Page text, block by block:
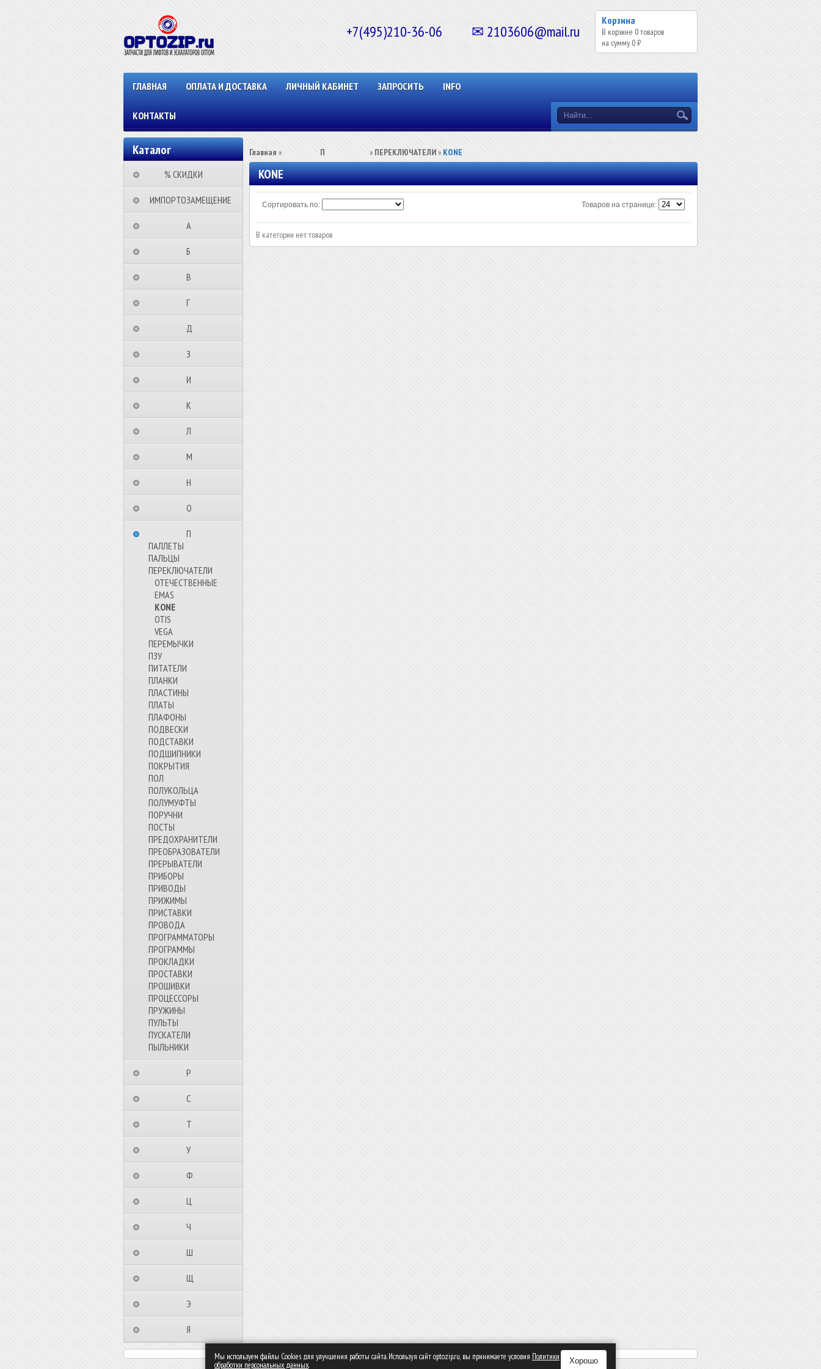
Корзина
В корзине 0товаров
на сумму 0 ₽
+7(495)210-36-06 ✉ 2103606@mail.ru
ГЛАВНАЯ ОПЛАТА И ДОСТАВКА ЛИЧНЫЙ КАБИНЕТ ЗАПРОСИТЬ INFO
КОНТАКТЫ
Каталог
⠀⠀⠀% СКИДКИ⠀⠀⠀⠀
⠀ИМПОРТОЗАМЕЩЕНИЕ
⠀⠀⠀⠀⠀⠀А⠀⠀⠀⠀⠀⠀⠀
⠀⠀⠀⠀⠀⠀Б⠀⠀⠀⠀⠀⠀⠀
⠀⠀⠀⠀⠀⠀В⠀⠀⠀⠀⠀⠀⠀
⠀⠀⠀⠀⠀⠀Г⠀⠀⠀⠀⠀⠀⠀
⠀⠀⠀⠀⠀⠀Д⠀⠀⠀⠀⠀⠀⠀
⠀⠀⠀⠀⠀⠀З⠀⠀⠀⠀⠀⠀⠀
⠀⠀⠀⠀⠀⠀И⠀⠀⠀⠀⠀⠀⠀
⠀⠀⠀⠀⠀⠀К⠀⠀⠀⠀⠀⠀⠀
⠀⠀⠀⠀⠀⠀Л⠀⠀⠀⠀⠀⠀⠀
⠀⠀⠀⠀⠀⠀М⠀⠀⠀⠀⠀⠀⠀
⠀⠀⠀⠀⠀⠀Н⠀⠀⠀⠀⠀⠀⠀
⠀⠀⠀⠀⠀⠀О⠀⠀⠀⠀⠀⠀⠀
⠀⠀⠀⠀⠀⠀П⠀⠀⠀⠀⠀⠀⠀
ПАЛЛЕТЫ
ПАЛЬЦЫ
ПЕРЕКЛЮЧАТЕЛИ
ОТЕЧЕСТВЕННЫЕ
EMAS
KONE
OTIS
VEGA
ПЕРЕМЫЧКИ
ПЗУ
ПИТАТЕЛИ
ПЛАНКИ
ПЛАСТИНЫ
ПЛАТЫ
ПЛАФОНЫ
ПОДВЕСКИ
ПОДСТАВКИ
ПОДШИПНИКИ
ПОКРЫТИЯ
ПОЛ
ПОЛУКОЛЬЦА
ПОЛУМУФТЫ
ПОРУЧНИ
ПОСТЫ
ПРЕДОХРАНИТЕЛИ
ПРЕОБРАЗОВАТЕЛИ
ПРЕРЫВАТЕЛИ
ПРИБОРЫ
ПРИВОДЫ
ПРИЖИМЫ
ПРИСТАВКИ
ПРОВОДА
ПРОГРАММАТОРЫ
ПРОГРАММЫ
ПРОКЛАДКИ
ПРОСТАВКИ
ПРОШИВКИ
ПРОЦЕССОРЫ
ПРУЖИНЫ
ПУЛЬТЫ
ПУСКАТЕЛИ
ПЫЛЬНИКИ
⠀⠀⠀⠀⠀⠀Р⠀⠀⠀⠀⠀⠀⠀
⠀⠀⠀⠀⠀⠀С⠀⠀⠀⠀⠀⠀⠀
⠀⠀⠀⠀⠀⠀Т⠀⠀⠀⠀⠀⠀⠀
⠀⠀⠀⠀⠀⠀У⠀⠀⠀⠀⠀⠀⠀
⠀⠀⠀⠀⠀⠀Ф⠀⠀⠀⠀⠀⠀⠀
⠀⠀⠀⠀⠀⠀Ц⠀⠀⠀⠀⠀⠀⠀
⠀⠀⠀⠀⠀⠀Ч⠀⠀⠀⠀⠀⠀⠀
⠀⠀⠀⠀⠀⠀Ш⠀⠀⠀⠀⠀⠀⠀
⠀⠀⠀⠀⠀⠀Щ⠀⠀⠀⠀⠀⠀⠀
⠀⠀⠀⠀⠀⠀Э⠀⠀⠀⠀⠀⠀⠀
⠀⠀⠀⠀⠀⠀Я⠀⠀⠀⠀⠀⠀⠀
Главная » ⠀⠀⠀⠀⠀⠀П⠀⠀⠀⠀⠀⠀⠀ » ПЕРЕКЛЮЧАТЕЛИ» KONE
KONE
Сортировать по: Товаров на странице:
В категории нет товаров
Мы используем файлы Сookies для улучшения работы сайта. Используя сайт optozip.ru, вы принимаете условия Политики
обработки персональных данных. Хорошо